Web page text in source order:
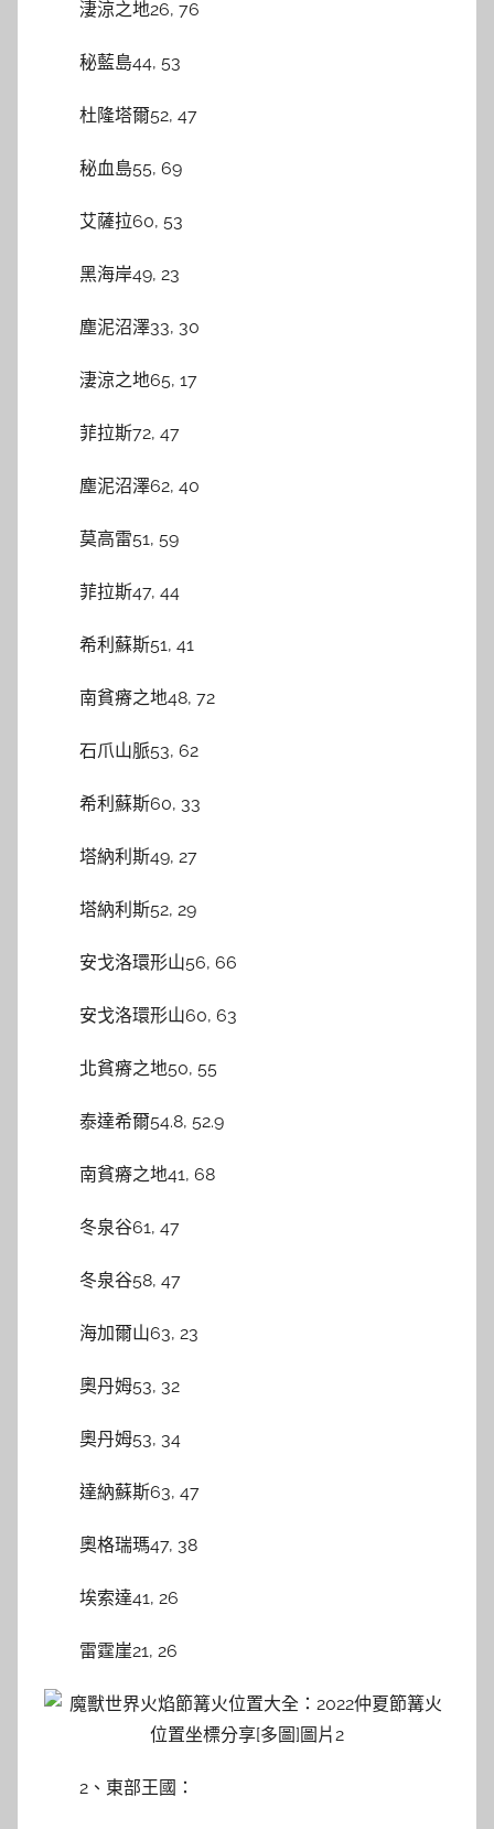
淒涼之地26, 76
秘藍島44, 53
杜隆塔爾52, 47
秘血島55, 69
艾薩拉60, 53
黑海岸49, 23
塵泥沼澤33, 30
淒涼之地65, 17
菲拉斯72, 47
塵泥沼澤62, 40
莫高雷51, 59
菲拉斯47, 44
希利蘇斯51, 41
南貧瘠之地48, 72
石爪山脈53, 62
希利蘇斯60, 33
塔納利斯49, 27
塔納利斯52, 29
安戈洛環形山56, 66
安戈洛環形山60, 63
北貧瘠之地50, 55
泰達希爾54.8, 52.9
南貧瘠之地41, 68
冬泉谷61, 47
冬泉谷58, 47
海加爾山63, 23
奧丹姆53, 32
奧丹姆53, 34
達納蘇斯63, 47
奧格瑞瑪47, 38
埃索達41, 26
雷霆崖21, 26
2、東部王國：